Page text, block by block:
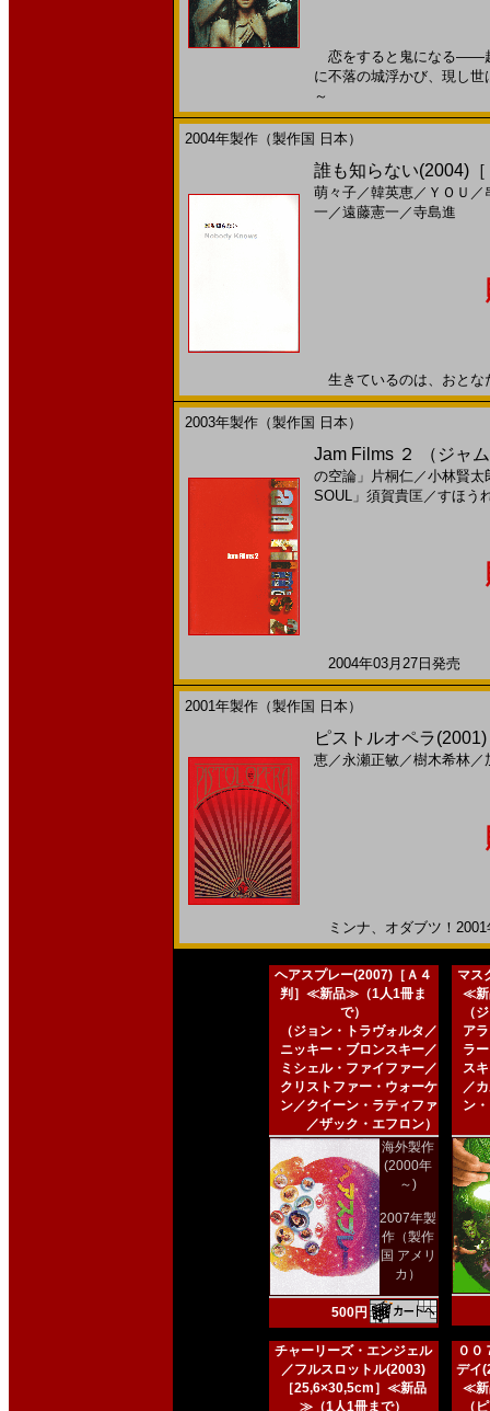
恋をすると鬼になる――
に不落の城浮かび、現し
～
2004年製作（製作国 日本）
誰も知らない(2004)
萌々子／韓英恵／ ＹＯＵ ／
一 ／遠藤憲一 ／寺島進
生きているのは、おと
2003年製作（製作国 日本）
Jam Films ２ （ジャ
の空論」片桐仁／小林賢太
SOUL」須賀貴匡 ／すほう
2004年03月27日発売
2001年製作（製作国 日本）
ピストルオペラ
恵／永瀬正敏／樹木希林／
ミンナ、オダブツ！
ヘアスプレー(2007)［Ａ４
判］≪新品≫（1人1冊ま
で）
（ジョン・トラヴォルタ／
ニッキー・ブロンスキー／
ミシェル・ファイファー／
クリストファー・ウォーケ
ン／クイーン・ラティファ
／ザック・エフロン）
海外製作
(2000年
～)
2007年製
作（製作
国 アメリ
カ）
500円
マス
≪新
（
ア
ラ
ス
／
ン
チャーリーズ・エンジェル
／フルスロットル(2003)
［25,6×30,5cm］≪新品
≫（1人1冊まで）
００
デイ
≪新
（